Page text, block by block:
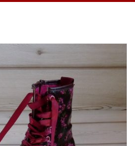
Jahr habe ich
verhalf mir zu
Teil, ein kurzer
Momente feiern…